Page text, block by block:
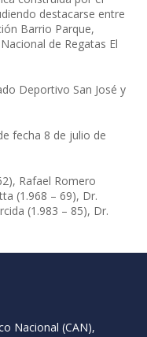
destacarse entre
Barrio Parque,
de Regatas El
Deportivo San José y
fecha 8 de julio de
Rafael Romero
(1.968 – 69), Dr.
(1.983 – 85), Dr.
Nacional (CAN),